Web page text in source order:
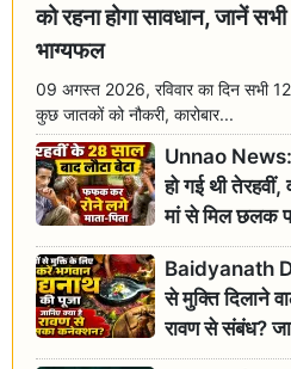
को रहना होगा सावधान, जानें
भाग्यफल
09 अगस्त 2026, रविवार का दिन सभी 12
कुछ जातकों को नौकरी, कारोबार...
Unnao
हो गई थी
मां से मिल छलक
Baidyanath
से मुक्ति दिलाने
रावण से संबंध?